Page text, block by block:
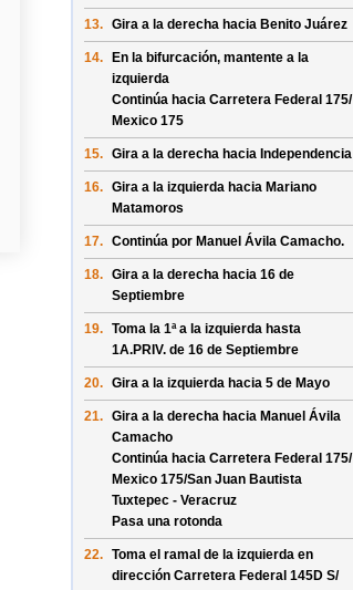
13. Gira a la derecha hacia Benito Juárez
14.
En la bifurcación, mantente a la
izquierda
Continúa hacia Carretera Federal 175/
Mexico 175
15. Gira a la derecha hacia Independencia
16. Gira a la izquierda hacia Mariano
Matamoros
17. Continúa por Manuel Ávila Camacho.
18. Gira a la derecha hacia 16 de
Septiembre
19. Toma la 1ª a la izquierda hasta
1A.PRIV. de 16 de Septiembre
20. Gira a la izquierda hacia 5 de Mayo
21. Gira a la derecha hacia Manuel Ávila
Camacho
Continúa hacia Carretera Federal 175/
Mexico 175/San Juan Bautista
Tuxtepec - Veracruz
Pasa una rotonda
22. Toma el ramal de la izquierda en
dirección Carretera Federal 145D S/